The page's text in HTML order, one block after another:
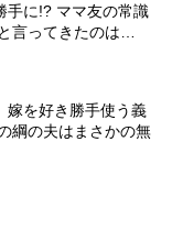
手に!? ママ友の常識
言ってきたのは…
嫁を好き勝手使う義
綱の夫はまさかの無